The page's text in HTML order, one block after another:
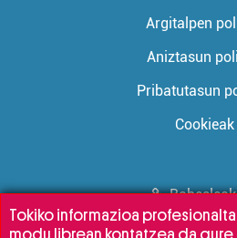
Argitalpen
Aniztasun
Pribatutasun
Cookieak
Tokiko informazioa
modu librean kontatzea da gure